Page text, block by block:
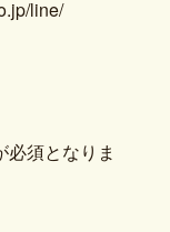
line/
須となりま